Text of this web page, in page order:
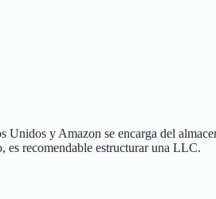
Unidos y Amazon se encarga del
es recomendable estructurar una LLC.